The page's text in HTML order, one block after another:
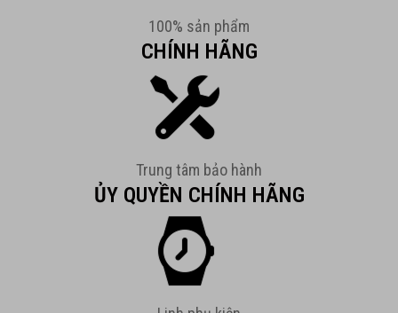
100% sản phẩm
CHÍNH HÃNG
Trung tâm bảo hành
ỦY QUYỀN CHÍNH HÃNG